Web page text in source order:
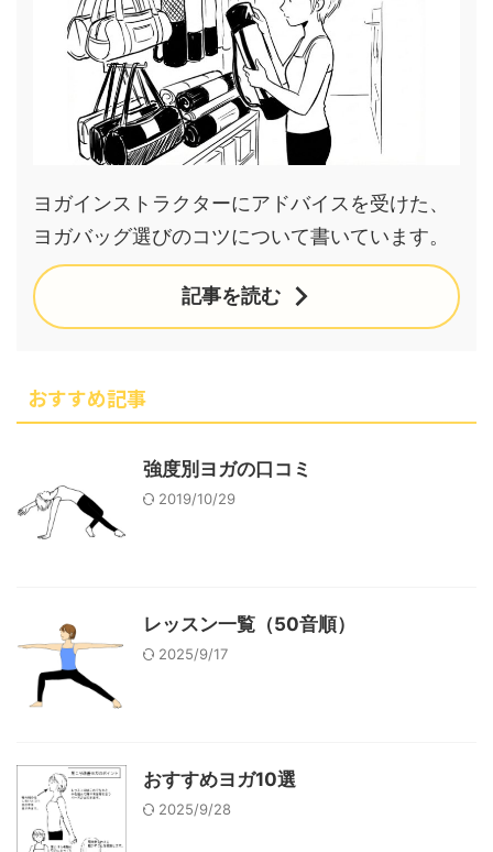
ヨガインストラクターにアドバイスを受けた、
ヨガバッグ選びのコツについて書いています。
記事を読む
おすすめ記事
強度別ヨガの口コミ
2019/10/29
レッスン一覧（50音順）
2025/9/17
おすすめヨガ10選
2025/9/28